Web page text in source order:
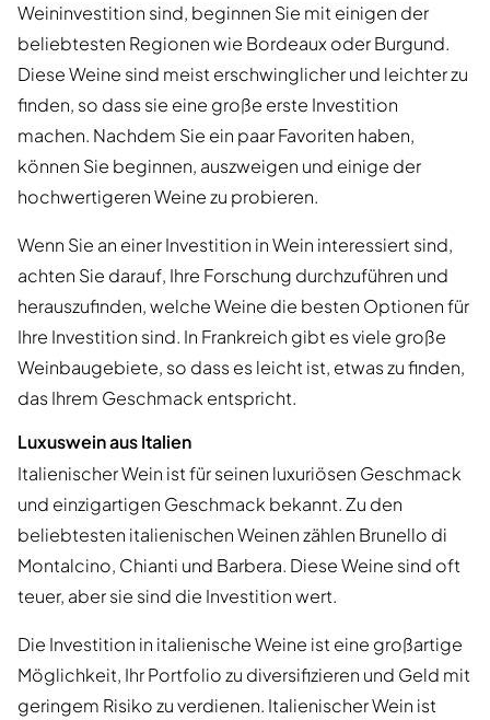
Weininvestition sind, beginnen Sie mit einigen der
beliebtesten Regionen wie Bordeaux oder Burgund.
Diese Weine sind meist erschwinglicher und leichter zu
finden, so dass sie eine große erste Investition
machen. Nachdem Sie ein paar Favoriten haben,
können Sie beginnen, auszweigen und einige der
hochwertigeren Weine zu probieren.
Wenn Sie an einer Investition in Wein interessiert sind,
achten Sie darauf, Ihre Forschung durchzuführen und
herauszufinden, welche Weine die besten Optionen für
Ihre Investition sind. In Frankreich gibt es viele große
Weinbaugebiete, so dass es leicht ist, etwas zu finden,
das Ihrem Geschmack entspricht.
Luxuswein aus Italien
Italienischer Wein ist für seinen luxuriösen Geschmack
und einzigartigen Geschmack bekannt. Zu den
beliebtesten italienischen Weinen zählen Brunello di
Montalcino, Chianti und Barbera. Diese Weine sind oft
teuer, aber sie sind die Investition wert.
Die Investition in italienische Weine ist eine großartige
Möglichkeit, Ihr Portfolio zu diversifizieren und Geld mit
geringem Risiko zu verdienen. Italienischer Wein ist